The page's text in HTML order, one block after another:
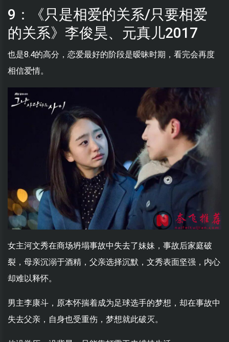
9：《只是相爱的关系/只要相爱
的关系》李俊昊、元真儿2017
也是8.4的高分，恋爱最好的阶段是暧昧时期，看完会再度
相信爱情。
女主河文秀在商场坍塌事故中失去了妹妹，事故后家庭破
裂，母亲沉溺于酒精，父亲选择沉默，文秀表面坚强，内心
却难以释怀。
男主李康斗，原本怀揣着成为足球选手的梦想，却在事故中
失去父亲，自身也受重伤，梦想就此破灭。